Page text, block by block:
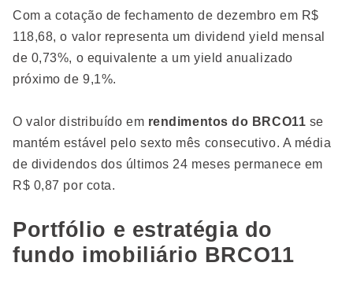
Com a cotação de fechamento de dezembro em R$
118,68, o valor representa um dividend yield mensal
de 0,73%, o equivalente a um yield anualizado
próximo de 9,1%.
O valor distribuído em rendimentos do BRCO11 se
mantém estável pelo sexto mês consecutivo. A média
de dividendos dos últimos 24 meses permanece em
R$ 0,87 por cota.
Portfólio e estratégia do
fundo imobiliário BRCO11